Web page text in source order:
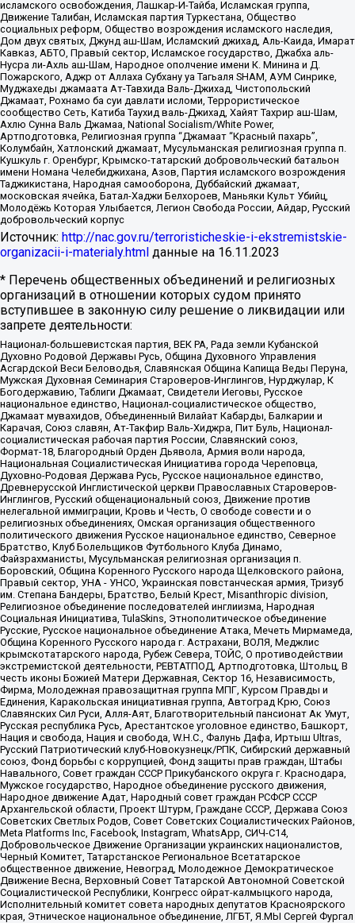
исламского освобождения, Лашкар-И-Тайба, Исламская группа,
Движение Талибан, Исламская партия Туркестана, Общество
социальных реформ, Общество возрождения исламского наследия,
Дом двух святых, Джунд аш-Шам, Исламский джихад, Аль-Каида, Имарат
Кавказ, АБТО, Правый сектор, Исламское государство, Джабха аль-
Нусра ли-Ахль аш-Шам, Народное ополчение имени К. Минина и Д.
Пожарского, Аджр от Аллаха Субхану уа Тагьаля SHAM, АУМ Синрике,
Муджахеды джамаата Ат-Тавхида Валь-Джихад, Чистопольский
Джамаат, Рохнамо ба суи давлати исломи, Террористическое
сообщество Сеть, Катиба Таухид валь-Джихад, Хайят Тахрир аш-Шам,
Ахлю Сунна Валь Джамаа, National Socialism/White Power,
Артподготовка, Религиозная группа “Джамаат “Красный пахарь”,
Колумбайн, Хатлонский джамаат, Мусульманская религиозная группа п.
Кушкуль г. Оренбург, Крымско-татарский добровольческий батальон
имени Номана Челебиджихана, Азов, Партия исламского возрождения
Таджикистана, Народная самооборона, Дуббайский джамаат,
московская ячейка, Батал-Хаджи Белхороев, Маньяки Культ Убийц,
Молодёжь Которая Улыбается, Легион Свобода России, Айдар, Русский
добровольческий корпус
Источник: http://nac.gov.ru/terroristicheskie-i-ekstremistskie-
organizacii-i-materialy.html данные на 16.11.2023
* Перечень общественных объединений и религиозных
организаций в отношении которых судом принято
вступившее в законную силу решение о ликвидации или
запрете деятельности:
Национал-большевистская партия, ВЕК РА, Рада земли Кубанской
Духовно Родовой Державы Русь, Община Духовного Управления
Асгардской Веси Беловодья, Славянская Община Капища Веды Перуна,
Мужская Духовная Семинария Староверов-Инглингов, Нурджулар, К
Богодержавию, Таблиги Джамаат, Свидетели Иеговы, Русское
национальное единство, Национал-социалистическое общество,
Джамаат мувахидов, Объединенный Вилайат Кабарды, Балкарии и
Карачая, Союз славян, Ат-Такфир Валь-Хиджра, Пит Буль, Национал-
социалистическая рабочая партия России, Славянский союз,
Формат-18, Благородный Орден Дьявола, Армия воли народа,
Национальная Социалистическая Инициатива города Череповца,
Духовно-Родовая Держава Русь, Русское национальное единство,
Древнерусской Инглистической церкви Православных Староверов-
Инглингов, Русский общенациональный союз, Движение против
нелегальной иммиграции, Кровь и Честь, О свободе совести и о
религиозных объединениях, Омская организация общественного
политического движения Русское национальное единство, Северное
Братство, Клуб Болельщиков Футбольного Клуба Динамо,
Файзрахманисты, Мусульманская религиозная организация п.
Боровский, Община Коренного Русского народа Щелковского района,
Правый сектор, УНА - УНСО, Украинская повстанческая армия, Тризуб
им. Степана Бандеры, Братство, Белый Крест, Misanthropic division,
Религиозное объединение последователей инглиизма, Народная
Социальная Инициатива, TulaSkins, Этнополитическое объединение
Русские, Русское национальное объединение Атака, Мечеть Мирмамеда,
Община Коренного Русского народа г. Астрахани, ВОЛЯ, Меджлис
крымскотатарского народа, Рубеж Севера, ТОЙС, О противодействии
экстремистской деятельности, РЕВТАТПОД, Артподготовка, Штольц, В
честь иконы Божией Матери Державная, Сектор 16, Независимость,
Фирма, Молодежная правозащитная группа МПГ, Курсом Правды и
Единения, Каракольская инициативная группа, Автоград Крю, Союз
Славянских Сил Руси, Алля-Аят, Благотворительный пансионат Ак Умут,
Русская республика Русь, Арестантское уголовное единство, Башкорт,
Нация и свобода, Нация и свобода, W.H.С., Фалунь Дафа, Иртыш Ultras,
Русский Патриотический клуб-Новокузнецк/РПК, Сибирский державный
союз, Фонд борьбы с коррупцией, Фонд защиты прав граждан, Штабы
Навального, Совет граждан СССР Прикубанского округа г. Краснодара,
Мужское государство, Народное объединение русского движения,
Народное движение Адат, Народный совет граждан РСФСР СССР
Архангельской области, Проект Штурм, Граждане СССР, Держава Союз
Советских Светлых Родов, Совет Советских Социалистических Районов,
Meta Platforms Inc, Facebook, Instagram, WhatsApp, СИЧ-С14,
Добровольческое Движение Организации украинских националистов,
Черный Комитет, Татарстанское Региональное Всетатарское
общественное движение, Невоград, Молодежное Демократическое
Движение Весна, Верховный Совет Татарской Автономной Советской
Социалистической Республики, Конгресс ойрат-калмыцкого народа,
Исполнительный комитет совета народных депутатов Красноярского
края, Этническое национальное объединение, ЛГБТ, Я.МЫ Сергей Фургал